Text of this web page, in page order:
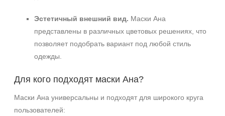
Эстетичный внешний вид. Маски Ана
представлены в различных цветовых решениях, что
позволяет подобрать вариант под любой стиль
одежды.
Для кого подходят маски Ана?
Маски Ана универсальны и подходят для широкого круга
пользователей: